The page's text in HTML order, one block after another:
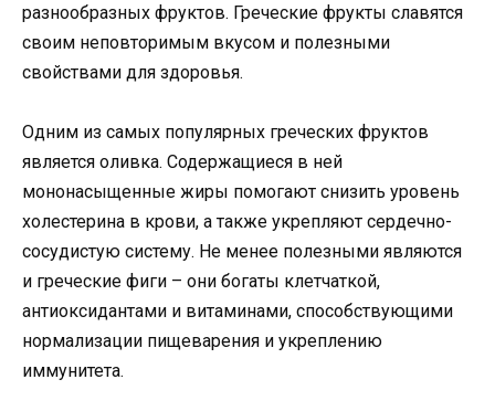
разнообразных фруктов. Греческие фрукты славятся
своим неповторимым вкусом и полезными
свойствами для здоровья.
Одним из самых популярных греческих фруктов
является оливка. Содержащиеся в ней
мононасыщенные жиры помогают снизить уровень
холестерина в крови, а также укрепляют сердечно-
сосудистую систему. Не менее полезными являются
и греческие фиги – они богаты клетчаткой,
антиоксидантами и витаминами, способствующими
нормализации пищеварения и укреплению
иммунитета.